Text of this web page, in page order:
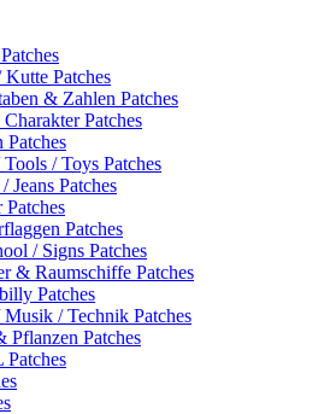
Patches
& Zahlen Patches
Patches
Patches
/ Toys Patches
Jeans Patches
Patches
/ Signs Patches
& Raumschiffe Patches
Patches
Musik / Technik Patches
Pflanzen Patches